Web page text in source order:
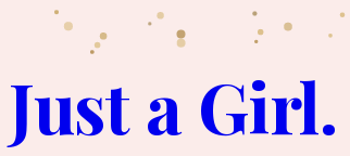
Just a Girl.